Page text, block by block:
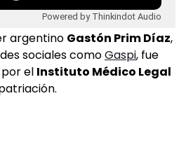
Powered by Thinkindot Audio
argentino Gastón Prim Díaz,
sociales comoGaspi, fue
el Instituto Médico Legal